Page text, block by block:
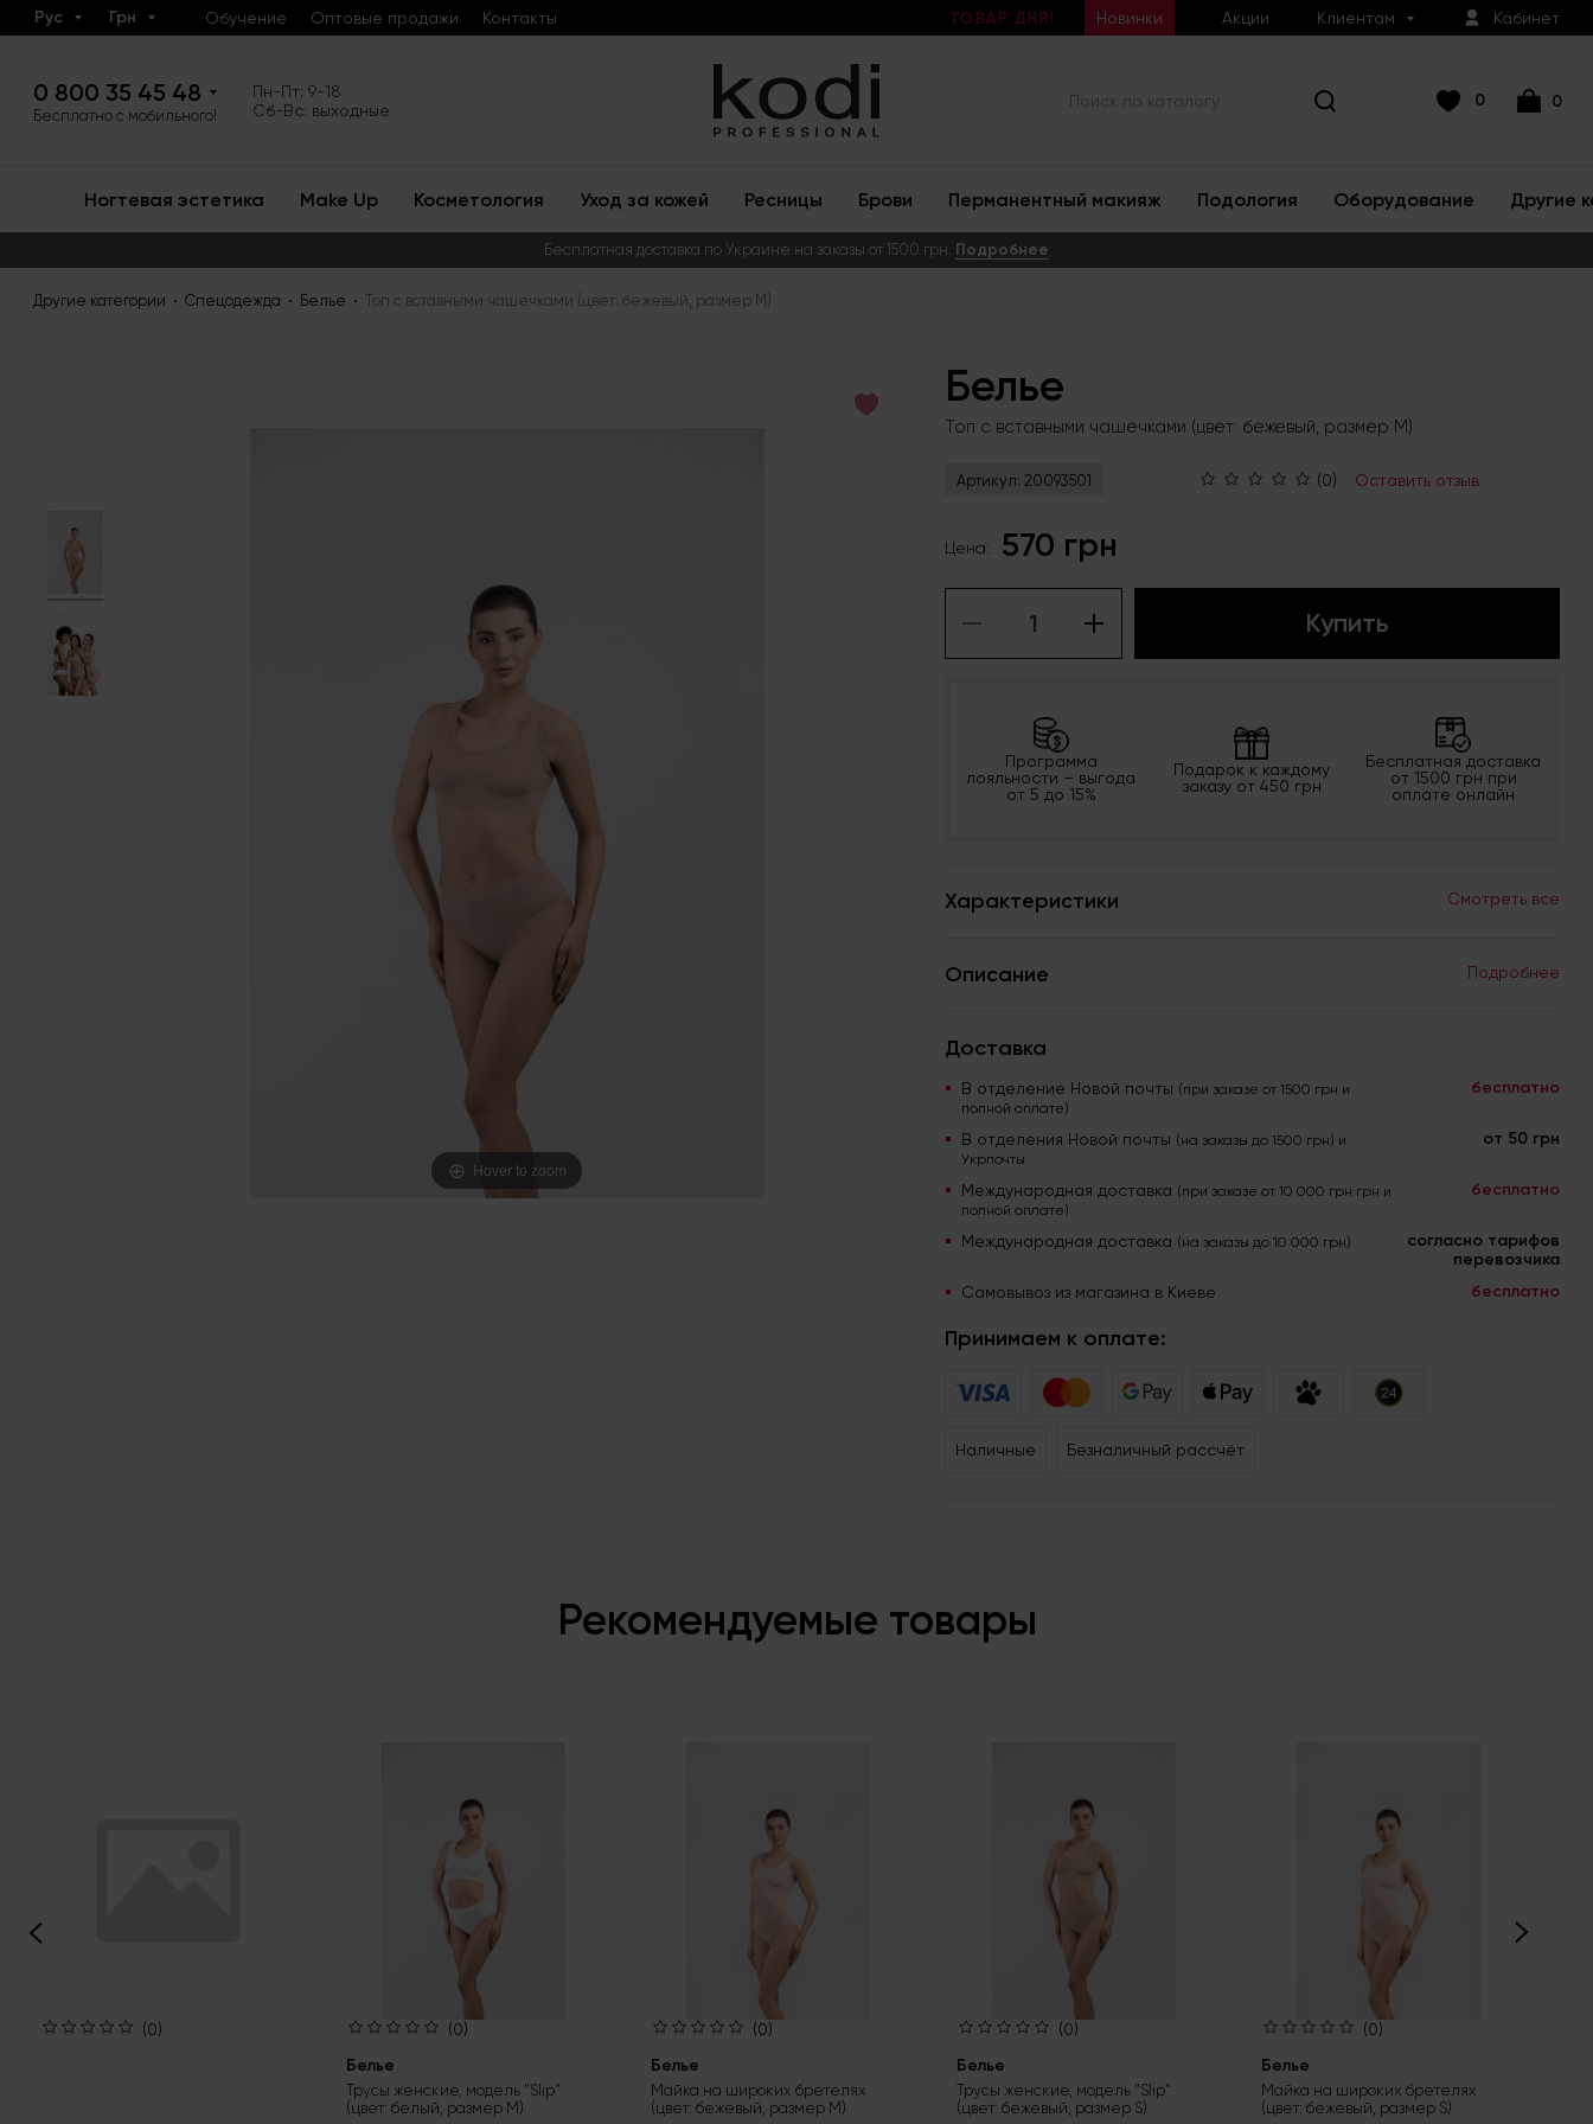
Рус Грн Обучение Оптовые продажи Контакты ТОВАР ДНЯ! Новинки Акции Клиентам Кабинет
0 800 35 45 48
Бесплатно с мобильного!
Пн-Пт: 9-18
Сб-Вс: выходные
0 0
Ногтевая эстетика Make Up Косметология Уход за кожей Ресницы Брови Перманентный макияж Подология Оборудование Другие
Бесплатная доставка по Украине на заказы от 1500 грн. Подробнее
Другие категории Спецодежда Белье Топ с вставными чашечками (цвет: бежевый, размер M)
Hover to zoom
Белье
Топ с вставными чашечками (цвет: бежевый, размер M)
Артикул: 20093501 (0) Оставить отзыв
Цена: 570 грн
Купить
Программа
лояльности – выгода
от 5 до 15%
Подарок к каждому
заказу от 450 грн
Бесплатная доставка
от 1500 грн при
оплате онлайн
Характеристики Смотреть все
Описание Подробнее
Доставка
В отделение Новой почты (при заказе от 1500 грн и
полной оплате)
бесплатно
В отделения Новой почты (на заказы до 1500 грн) и
Укрпочты
от 50 грн
Международная доставка (при заказе от 10 000 грн грн и
полной оплате)
бесплатно
Международная доставка (на заказы до 10 000 грн)
согласно тарифов
перевозчика
Самовывоз из магазина в Киеве бесплатно
Принимаем к оплате:
Наличные Безналичный рассчёт
Рекомендуемые товары
(0) (0)
Белье
Трусы женские, модель "Slip"
(цвет: белый, размер М)
(0)
Белье
Майка на широких бретелях
(цвет: бежевый, размер M)
(0)
Белье
Трусы женские, модель "Slip"
(цвет: бежевый, размер S)
(0)
Белье
Майка на широких бретелях
(цвет: бежевый, размер S)